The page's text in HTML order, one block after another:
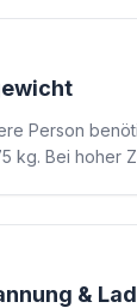
Person
kg. Bei hoher
&